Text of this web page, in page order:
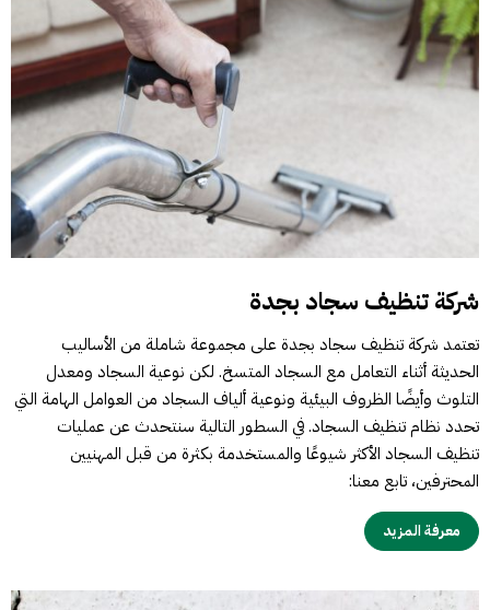
شركة تنظيف سجاد بجدة
تعتمد شركة تنظيف سجاد بجدة على مجموعة شاملة من الأساليب
الحديثة أثناء التعامل مع السجاد المتسخ. لكن نوعية السجاد ومعدل
التلوث وأيضًا الظروف البيئية ونوعية ألياف السجاد من العوامل الهامة التي
تحدد نظام تنظيف السجاد. في السطور التالية سنتحدث عن عمليات
تنظيف السجاد الأكثر شيوعًا والمستخدمة بكثرة من قبل المهنيين
المحترفين، تابع معنا:
معرفة المزيد